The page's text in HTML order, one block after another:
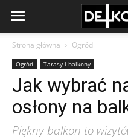
Strona główna Ogród
Ogród Tarasy i balkony
Jak wybrać
osłony na
Piękny balkon to